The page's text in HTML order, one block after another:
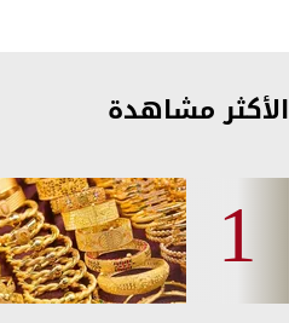
الأكثر مشاهدة